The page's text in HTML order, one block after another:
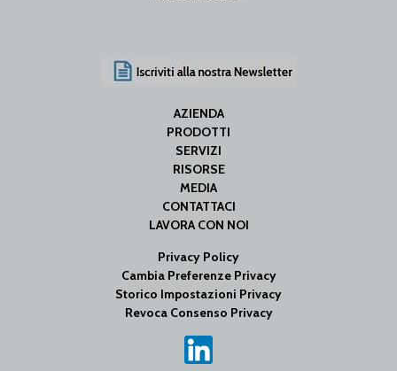
AZIENDA
PRODOTTI
SERVIZI
RISORSE
MEDIA
CONTATTACI
LAVORA CON NOI
Privacy Policy
Cambia Preferenze Privacy
Storico Impostazioni Privacy
Revoca Consenso Privacy